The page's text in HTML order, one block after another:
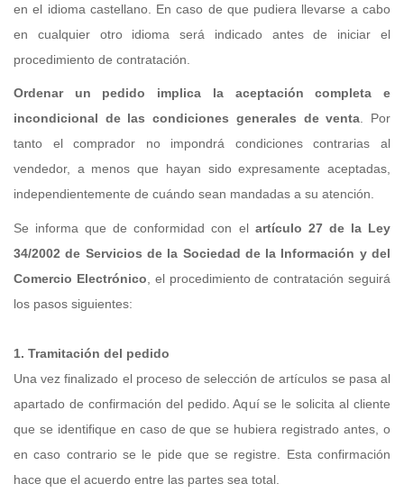
en el idioma castellano. En caso de que pudiera llevarse a cabo
en cualquier otro idioma será indicado antes de iniciar el
procedimiento de contratación.
Ordenar un pedido implica la aceptación completa e
incondicional de las condiciones generales de venta. Por
tanto el comprador no impondrá condiciones contrarias al
vendedor, a menos que hayan sido expresamente aceptadas,
independientemente de cuándo sean mandadas a su atención.
Se informa que de conformidad con el artículo 27 de la Ley
34/2002 de Servicios de la Sociedad de la Información y del
Comercio Electrónico , el procedimiento de contratación seguirá
los pasos siguientes:
1. Tramitación del pedido
Una vez finalizado el proceso de selección de artículos se pasa al
apartado de confirmación del pedido. Aquí se le solicita al cliente
que se identifique en caso de que se hubiera registrado antes, o
en caso contrario se le pide que se registre. Esta confirmación
hace que el acuerdo entre las partes sea total.